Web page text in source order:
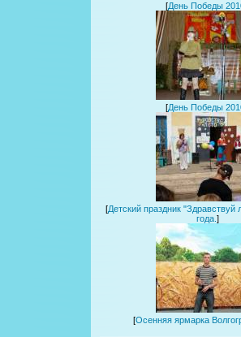
[День Победы
[День Победы
[Детский праздник "Здравствуй
года.]
[Осенняя ярмарка